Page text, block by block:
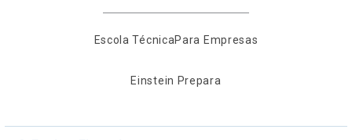
Escola TécnicaPara Empresas
Einstein Prepara